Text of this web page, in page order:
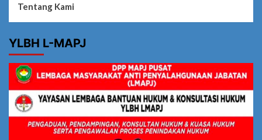
Tentang Kami
YLBH L-MAPJ